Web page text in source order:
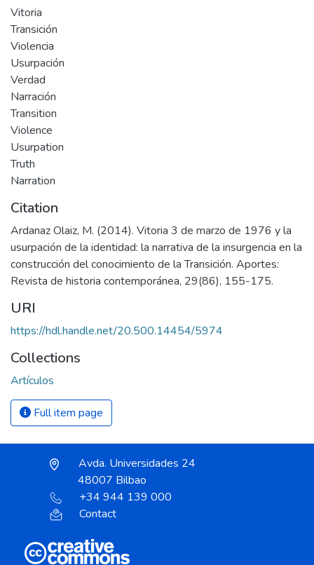
Vitoria
Transición
Violencia
Usurpación
Verdad
Narración
Transition
Violence
Usurpation
Truth
Narration
Citation
Ardanaz Olaiz, M. (2014). Vitoria 3 de marzo de 1976 y la
usurpación de la identidad: la narrativa de la insurgencia en la
construcción del conocimiento de la Transición. Aportes:
Revista de historia contemporánea, 29(86), 155-175.
URI
https://hdl.handle.net/20.500.14454/5974
Collections
Artículos
Full item page
Avda. Universidades 24
48007 Bilbao
+34 944 139 000
Contact